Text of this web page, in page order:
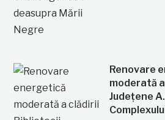
Renovare
moderată
Județene